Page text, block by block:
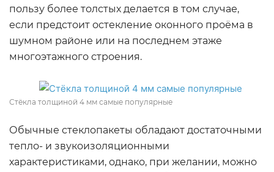
пользу более толстых делается в том случае,
если предстоит остекление оконного проёма в
шумном районе или на последнем этаже
многоэтажного строения.
Стёкла толщиной 4 мм самые популярные
Обычные стеклопакеты обладают достаточными
тепло- и звукоизоляционными
характеристиками, однако, при желании, можно